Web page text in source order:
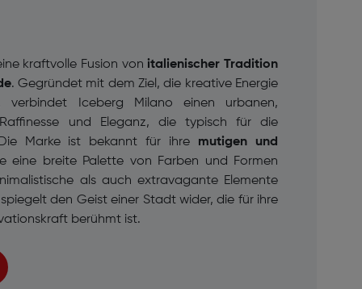
kraftvolle Fusion von italienischer Tradition
. Gegründet mit dem Ziel, die kreative Energie
verbindet Iceberg Milano einen urbanen,
und Eleganz, die typisch für die
Marke ist bekannt für ihre mutigen und
eine breite Palette von Farben und Formen
als auch extravagante Elemente
den Geist einer Stadt wider, die für ihre
berühmt ist.